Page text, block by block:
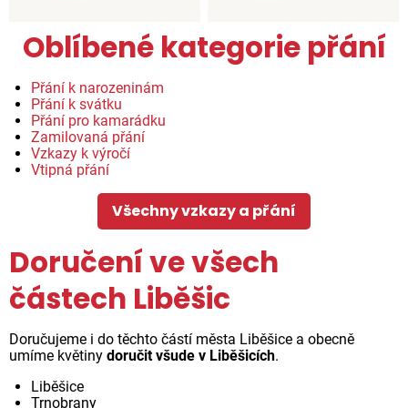
Oblíbené kategorie přání
Přání k narozeninám
Přání k svátku
Přání pro kamarádku
Zamilovaná přání
Vzkazy k výročí
Vtipná přání
Všechny vzkazy a přání
Doručení ve všech
částech Liběšic
Doručujeme i do těchto částí města Liběšice a obecně
umíme květiny doručit všude v Liběšicích.
Liběšice
Trnobrany